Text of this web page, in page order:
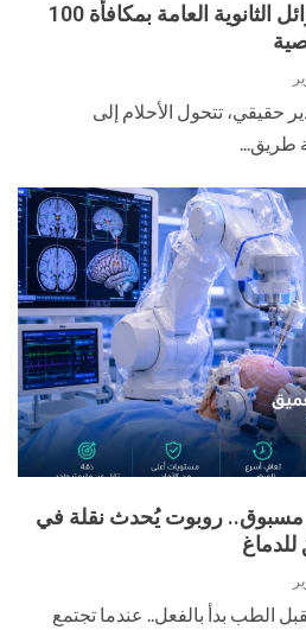
محمد بن راشد يكرّم أوائل الثانوية العامة بمكافأة 100
حقيقي، تتحول الأحلام إلى
طريق...
مسبوق.. روبوت يُحدث نقلة في
الطب بدأ بالفعل.. عندما تجتمع